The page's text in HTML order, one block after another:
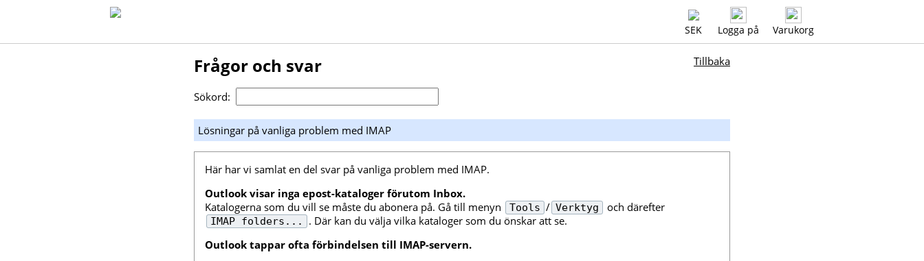
SEK Logga på Varukorg
Frågor och svar Tillbaka
Sökord:
Lösningar på vanliga problem med IMAP
Här har vi samlat en del svar på vanliga problem med IMAP.
Outlook visar inga epost-kataloger förutom Inbox.
Katalogerna som du vill se måste du abonera på. Gå till menyn
Tools / Verktyg och därefter
IMAP folders...
. Där kan du välja vilka kataloger som du önskar att se.
Outlook tappar ofta förbindelsen till IMAP-servern.